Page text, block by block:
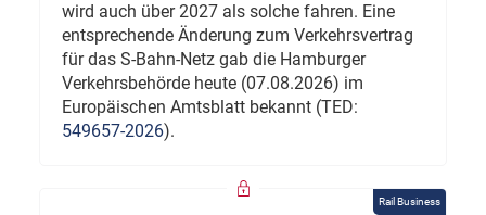
wird auch über 2027 als solche fahren. Eine
entsprechende Änderung zum Verkehrsvertrag
für das S-Bahn-Netz gab die Hamburger
Verkehrsbehörde heute (07.08.2026) im
Europäischen Amtsblatt bekannt (TED:
549657-2026).
Rail Business